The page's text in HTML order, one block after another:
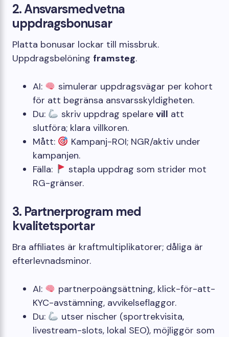
2. Ansvarsmedvetna
uppdragsbonusar
Platta bonusar lockar till missbruk.
Uppdragsbelöning framsteg.
AI:
simulerar uppdragsvägar per kohort
för att begränsa ansvarsskyldigheten.
Du:
skriv uppdrag spelare vill att
slutföra; klara villkoren.
Mått:
Kampanj-ROI; NGR/aktiv under
kampanjen.
Fälla:
stapla uppdrag som strider mot
RG-gränser.
3. Partnerprogram med
kvalitetsportar
Bra affiliates är kraftmultiplikatorer; dåliga är
efterlevnadsminor.
AI:
partnerpoängsättning, klick-för-att-
KYC-avstämning, avvikelseflaggor.
Du:
utser nischer (sportrekvisita,
livestream-slots, lokal SEO), möjliggör som